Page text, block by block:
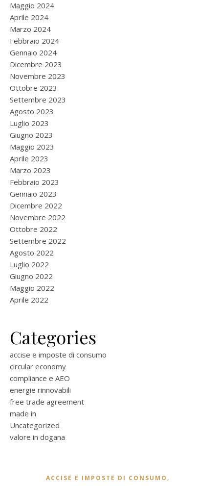
Maggio 2024
Aprile 2024
Marzo 2024
Febbraio 2024
Gennaio 2024
Dicembre 2023
Novembre 2023
Ottobre 2023
Settembre 2023
Agosto 2023
Luglio 2023
Giugno 2023
Maggio 2023
Aprile 2023
Marzo 2023
Febbraio 2023
Gennaio 2023
Dicembre 2022
Novembre 2022
Ottobre 2022
Settembre 2022
Agosto 2022
Luglio 2022
Giugno 2022
Maggio 2022
Aprile 2022
Categories
accise e imposte di consumo
circular economy
compliance e AEO
energie rinnovabili
free trade agreement
made in
Uncategorized
valore in dogana
ACCISE E IMPOSTE DI CONSUMO ,